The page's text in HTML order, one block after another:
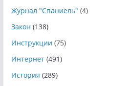
Журнал "Спаниель" (4)
Закон (138)
Инструкции (75)
Интернет(491)
История (289)